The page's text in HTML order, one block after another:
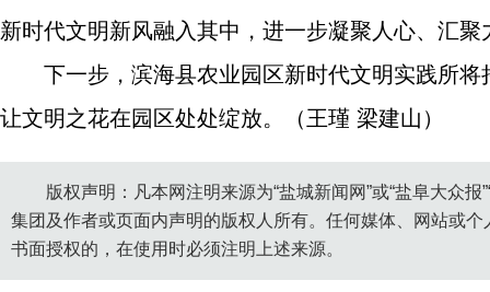
新时代文明新风融入其中，进一步凝聚人心、汇聚
下一步，滨海县农业园区新时代文明实践所
让文明之花在园区处处绽放。（王瑾 梁建山）
版权声明：凡本网注明来源为“盐城新闻网”或“盐阜大众
集团及作者或页面内声明的版权人所有。任何媒体、网站或
书面授权的，在使用时必须注明上述来源。